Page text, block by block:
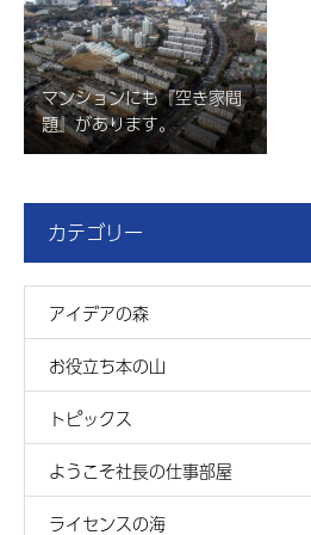
マンションにも『空き家問
題』があります。
カテゴリー
アイデアの森
お役立ち本の山
トピックス
ようこそ社長の仕事部屋
ライセンスの海